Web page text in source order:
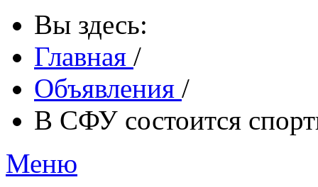
Вы здесь:
Главная /
Объявления /
В СФУ состоится
Меню